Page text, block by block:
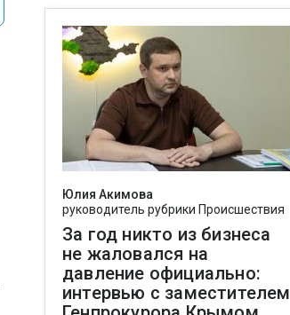
Юлия Акимова
руководитель рубрики Происшествия
За год никто из бизнеса
не жаловался на
давление официально:
интервью с заместителем